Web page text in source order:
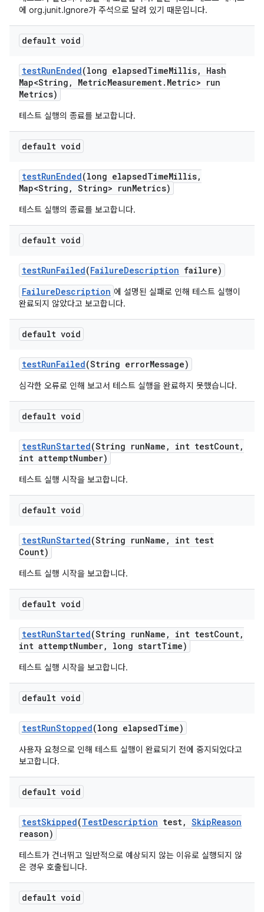
에 org.junit.Ignore가 주석으로 달려 있기 때문입니다.
default void
testRunEnded(long elapsedTimeMillis,
Hash
Map<String , MetricMeasurement. Metric> run
Metrics)
테스트 실행의 종료를 보고합니다.
default void
testRunEnded(long elapsedTimeMillis,
Map<String , String> runMetrics)
테스트 실행의 종료를 보고합니다.
default void
testRunFailed(FailureDescription failure)
FailureDescription 에 설명된 실패로 인해 테스트 실행이
완료되지 않았다고 보고합니다.
default void
testRunFailed(String errorMessage)
심각한 오류로 인해 보고서 테스트 실행을 완료하지 못했습니다.
default void
testRunStarted(String runName , int testCount,
int attemptNumber)
테스트 실행 시작을 보고합니다.
default void
testRunStarted(String runName ,
int test
Count)
테스트 실행 시작을 보고합니다.
default void
testRunStarted(String runName , int testCount,
int attemptNumber, long startTime)
테스트 실행 시작을 보고합니다.
default void
testRunStopped(long elapsedTime)
사용자 요청으로 인해 테스트 실행이 완료되기 전에 중지되었다고
보고합니다.
default void
testSkipped(TestDescription test, SkipReason
reason)
테스트가 건너뛰고 일반적으로 예상되지 않는 이유로 실행되지 않
은 경우 호출됩니다.
default void